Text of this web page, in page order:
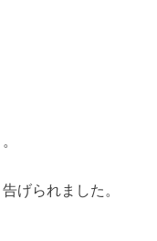
げられました。